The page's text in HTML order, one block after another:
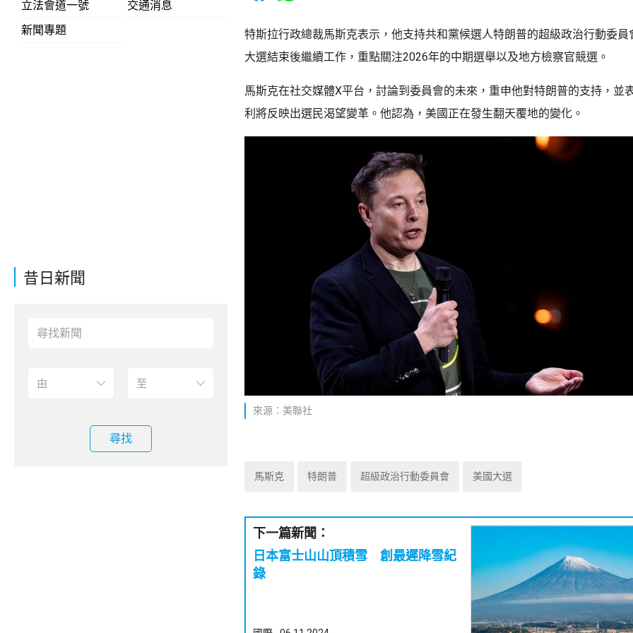
立法會道一號
交通消息
新聞專題
昔日新聞
尋找
特斯拉行政總裁馬斯克表示，他支持共和黨候選人特朗普的超級政治行動委員
大選結束後繼續工作，重點關注2026年的中期選舉以及地方檢察官競選。
馬斯克在社交媒體X平台，討論到委員會的未來，重申他對特朗普的支持，並
利將反映出選民渴望變革。他認為，美國正在發生翻天覆地的變化。
來源：美聯社
馬斯克 特朗普 超級政治行動委員會 美國大選
下一篇新聞：
日本富士山山頂積雪 創最遲降雪紀
錄